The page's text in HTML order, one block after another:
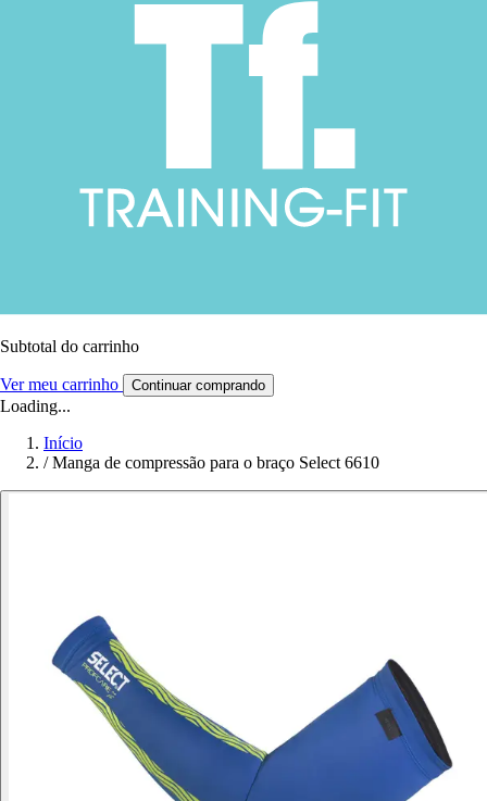
Subtotal do carrinho
Ver meu carrinho Continuar comprando
Loading...
Início
/ Manga de compressão para o braço Select 6610